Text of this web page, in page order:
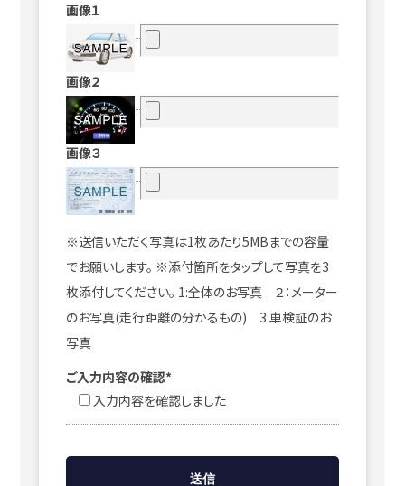
画像１
画像２
画像３
※送信いただく写真は1枚あたり5MBまでの容量
でお願いします。 ※添付箇所をタップして写真を3
枚添付してください。 1:全体のお写真 ２：メーター
のお写真(走行距離の分かるもの) 3:車検証のお
写真
ご入力内容の確認*
入力内容を確認しました